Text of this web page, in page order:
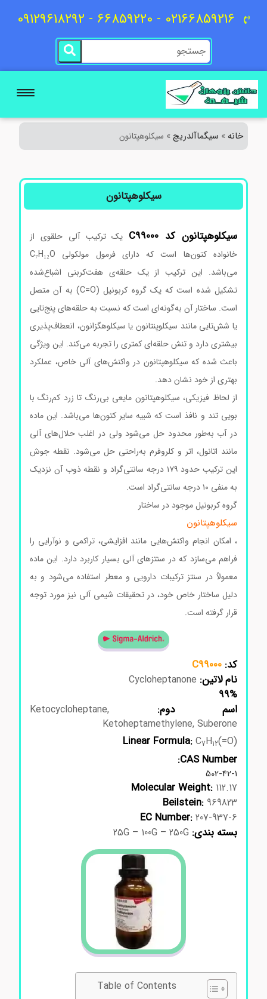
02166859216 - 66859220 - 09129618292
خانه»سیگماآلدریچ»سیکلوهپتانون
سیکلوهپتانون
سیکلوهپتانون کد C99000
یک ترکیب آلی حلقوی از
خانواده کتون‌ها است که دارای فرمول مولکولی C₇H₁₂O
می‌باشد. این ترکیب از یک حلقه‌ی هفت‌کربنی اشباع‌شده
تشکیل شده است که یک گروه کربونیل (C=O) به آن متصل
است. ساختار آن به‌گونه‌ای است که نسبت به حلقه‌های پنج‌تایی
یا شش‌تایی مانند سیکلوپنتانون یا سیکلوهگزانون، انعطاف‌پذیری
بیشتری دارد و تنش حلقه‌ای کمتری را تجربه می‌کند. این ویژگی
باعث شده که سیکلوهپتانون در واکنش‌های آلی خاص، عملکرد
بهتری از خود نشان دهد.
از لحاظ فیزیکی، سیکلوهپتانون مایعی بی‌رنگ تا زرد کم‌رنگ با
بویی تند و نافذ است که شبیه سایر کتون‌ها می‌باشد. این ماده
در آب به‌طور محدود حل می‌شود ولی در اغلب حلال‌های آلی
مانند اتانول، اتر و کلروفرم به‌راحتی حل می‌شود. نقطه جوش
این ترکیب حدود ۱۷۹ درجه سانتی‌گراد و نقطه ذوب آن نزدیک
به منفی ۱۰ درجه سانتی‌گراد است.
گروه کربونیل موجود در ساختار
سیکلوهپتانون
، امکان انجام واکنش‌هایی مانند افزایشی، تراکمی و نوآرایی را
فراهم می‌سازد که در سنتزهای آلی بسیار کاربرد دارد. این ماده
معمولاً در سنتز ترکیبات دارویی و معطر استفاده می‌شود و به
دلیل ساختار خاص خود، در تحقیقات شیمی آلی نیز مورد توجه
قرار گرفته است.
کد:C99000
نام لاتین:Cycloheptanone
99%
اسم دوم:
Ketocycloheptane,
Ketoheptamethylene, Suberone
Linear Formula:C7H12(=O)
CAS Number:
502-42-1
Molecular Weight:112.17
Beilstein:969823
EC Number:207-937-6
بسته بندی:25G – 100G – 250G
Table of Contents